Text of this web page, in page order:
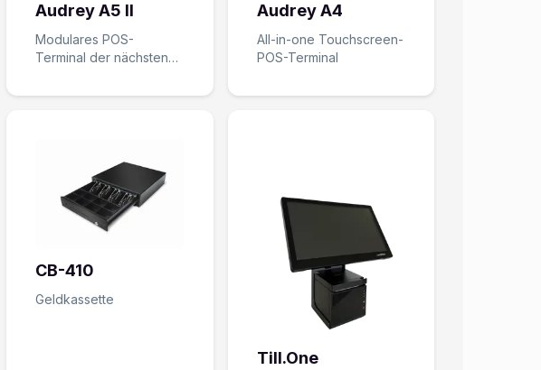
Audrey A5 II
Modulares POS-
Terminal der nächsten
Audrey A4
All-in-one Touchscreen-
POS-Terminal
CB-410
Geldkassette
Till.One